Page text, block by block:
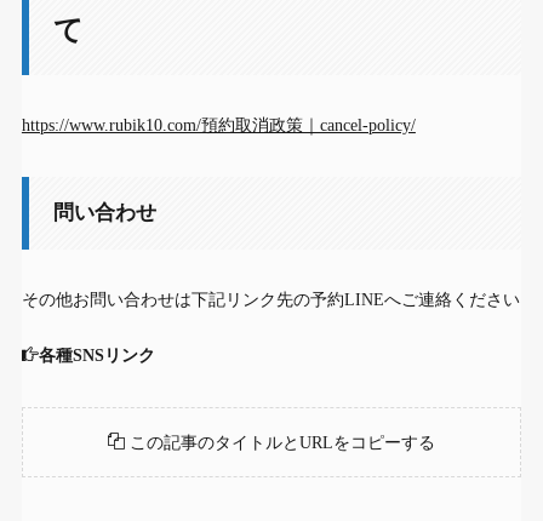
て
https://www.rubik10.com/預約取消政策｜cancel-policy/
問い合わせ
その他お問い合わせは下記リンク先の予約LINEへご連絡ください
各種SNSリンク
この記事のタイトルとURLをコピーする